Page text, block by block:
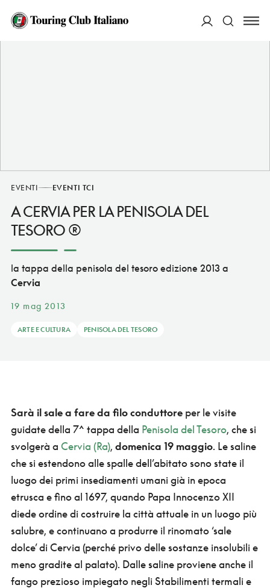
EVENTI EVENTI TCI
A CERVIA PER LA PENISOLA DEL
TESORO ®
la tappa della penisola del tesoro edizione 2013 a
Cervia
19 mag 2013
ARTE E CULTURA PENISOLA DEL TESORO
Sarà il sale a fare da filo conduttoreper le visite
guidate della 7^ tappa della Penisola del Tesoro, che si
svolgerà a Cervia (Ra), domenica 19 maggio. Le saline
che si estendono alle spalle dell’abitato sono state il
luogo dei primi insediamenti umani già in epoca
etrusca e fino al 1697, quando Papa Innocenzo XII
diede ordine di costruire la città attuale in un luogo più
salubre, e continuano a produrre il rinomato ‘sale
dolce’ di Cervia (perché privo delle sostanze insolubili e
meno gradite al palato). Dalle saline proviene anche il
fango prezioso impiegato negli Stabilimenti termali e